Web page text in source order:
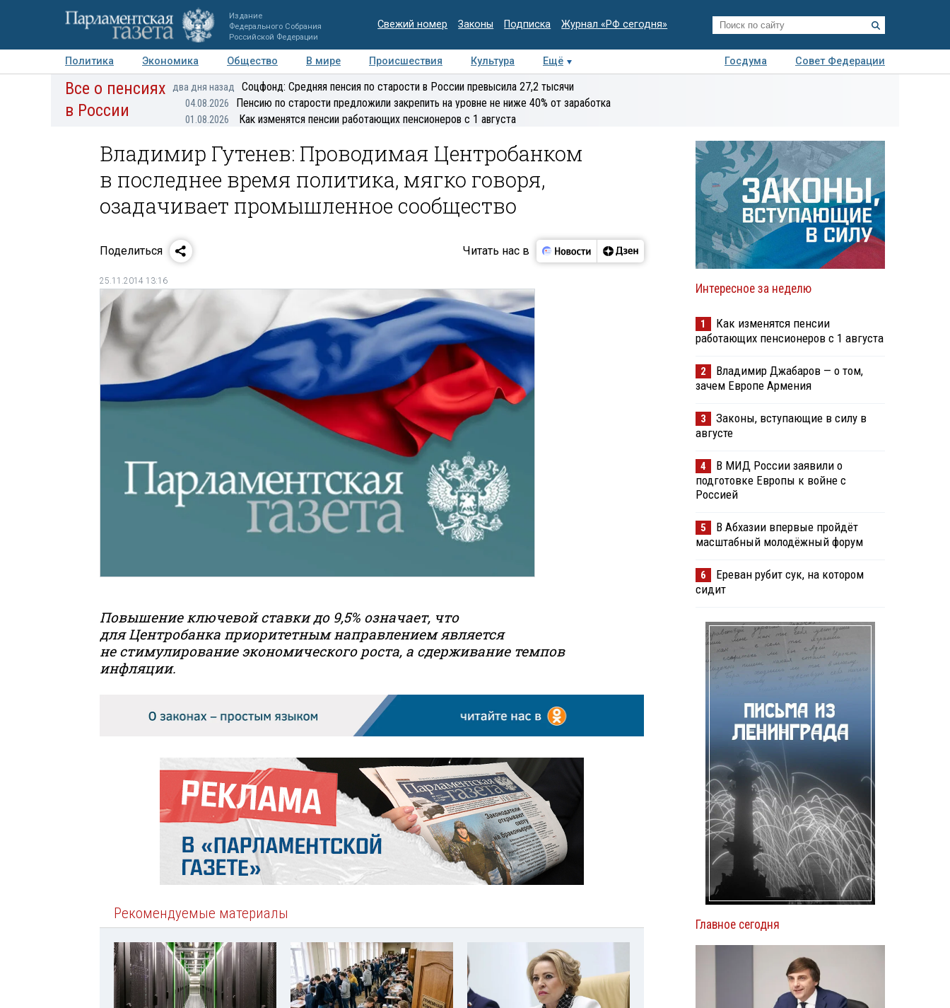
Издание
Федерального Собрания
Российской Федерации
Свежий номер Законы Подписка Журнал «РФ сегодня»
Политика Экономика Общество В мире Происшествия Культура Ещё Госдума
Совет Федерации
Авторы Персоны Мнения Регионы Медиацентр Интервью Колумнисты
Все о пенсиях
в России
два дня назад Соцфонд: Средняя пенсия по старости в России превысила 27,2 тысячи
04.08.2026 Пенсию по старости предложили закрепить на уровне не ниже 40% от заработка
01.08.2026 Как изменятся пенсии работающих пенсионеров с 1 августа
Владимир Гутенев: Проводимая Центробанком
в последнее время политика, мягко говоря,
озадачивает промышленное сообщество
Поделиться Читать нас в
25.11.2014 13:16
Повышение ключевой ставки до 9,5% означает, что
дляЦентробанка приоритетным направлением является
не стимулирование экономического роста, а сдерживание темпов
инфляции.
Рекомендуемые материалы
Интересное за неделю
1
Как изменятся пенсии
работающих пенсионеров с 1 августа
2
Владимир Джабаров — о том,
зачем Европе Армения
3
Законы, вступающие в силу в
августе
4
В МИД России заявили о
подготовке Европы к войне с
Россией
5
В Абхазии впервые пройдёт
масштабный молодёжный форум
6
Ереван рубит сук, на котором
сидит
Главное сегодня